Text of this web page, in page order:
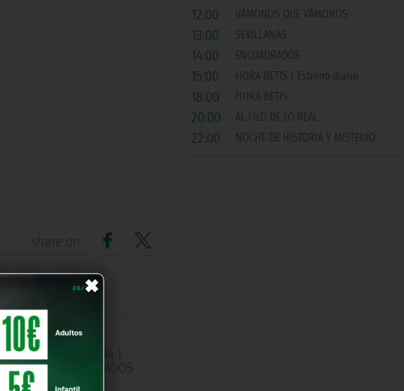
×
12:00 VÁMONOS QUE VÁMONOS
13:00 SEVILLANAS
14:00 ENCUADRADOS
15:00 HORA BETIS | Estreno diario
18:00 HORA BETIS
20:00 AL FILO DE LO REAL
22:00 NOCHE DE HISTORIA Y MISTERIO
share on
ENCUADRADOS